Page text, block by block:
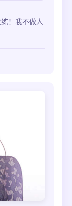
！我不做人